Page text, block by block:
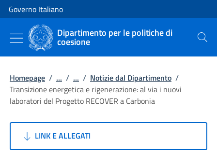
Vai al contenuto
Vai alla navigazione del sito
Governo Italiano
Dipartimento per le politiche di
coesione Cerca
Homepage / ... / ... / Notizie dal Dipartimento /
Transizione energetica e rigenerazione: al via i nuovi
laboratori del Progetto RECOVER a Carbonia
LINK E ALLEGATI